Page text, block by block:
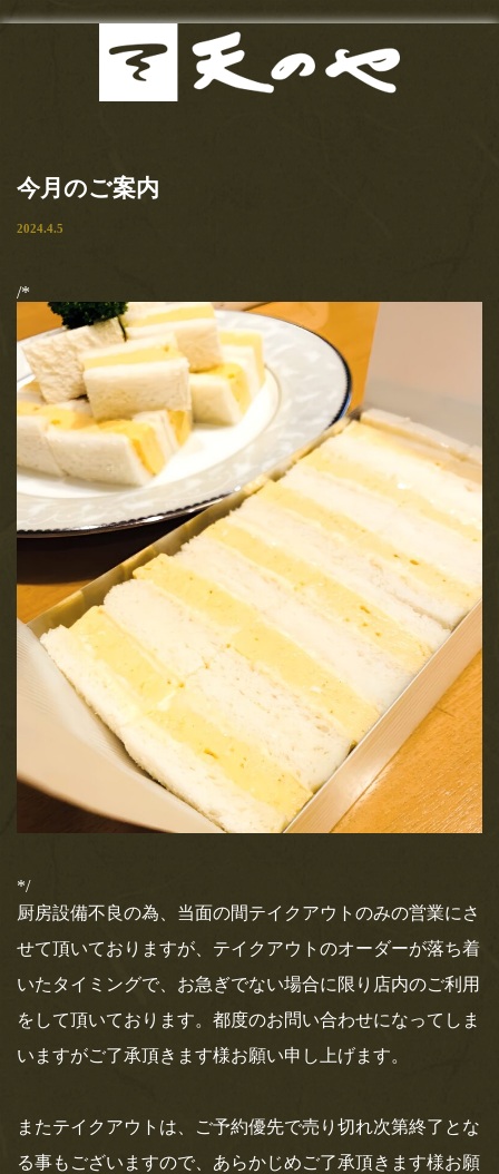
今月のご案内
2024.4.5
/*
*/
厨房設備不良の為、当面の間テイクアウトのみの営業にさ
せて頂いておりますが、テイクアウトのオーダーが落ち着
いたタイミングで、お急ぎでない場合に限り店内のご利用
をして頂いております。都度のお問い合わせになってしま
いますがご了承頂きます様お願い申し上げます。
またテイクアウトは、ご予約優先で売り切れ次第終了とな
る事もございますので、あらかじめご了承頂きます様お願
サンドイッチ
甘味
お食事
お土産
お飲み物
お土産
メディア情報
店舗情報
求人情報
お問い合わせ
2020.5.15
【おいしいマルシェ】さんにて
ご紹介いただきました！
【おいしいマルシェ】さんにてご紹介いただきました！有り難う
ございます！！おいしいマルシェ様ご紹介文…
2020.4.22
MAGAZINE HOUSE さんより
出版の 『 &Premium 』特別編
集バージョンにて天のやをご紹介いただき
ました！
MAGAZINE HOUSE さんより出版の 『 &Premium 』特別編集バ
ージョンが発行されました！！MOOK…
2020.4.22
エイ出版社 発行の『孤独のス
イーツ』にて天のやをご紹介い
ただきました！
2020.4.14
テレビ東京さん、4月15日(水)18
時25分オンエア「アナタの常識
は、非常識。ソレダメ！」にて天のやがご
紹介されます！